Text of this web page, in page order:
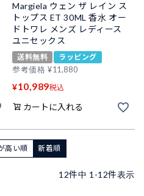
Margiela ウェン ザ レイン ス
トップス ET 30ML 香水 オー
ドトワレ メンズ レディース
ユニセックス
送料無料
ラッピング
参考価格 ¥11,880
¥10,989税込
カートに入れる
高い順 新着順
12件中 1 -12件表示